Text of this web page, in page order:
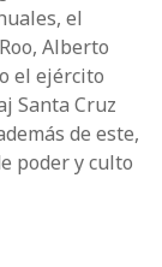
el
Alberto
el ejército
Santa Cruz
de este,
poder y culto